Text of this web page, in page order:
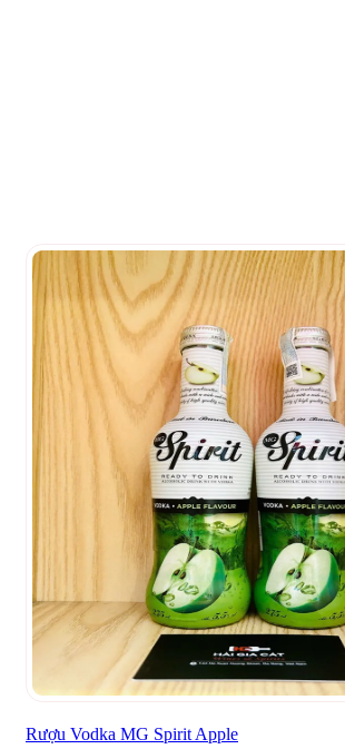
Rượu Vodka MG Spirit Apple